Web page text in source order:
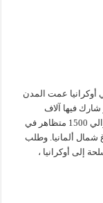
أوكرانيا عمت المدن
شارك فيها آلاف
المتظاهرين للمطالبة بالسلام في أوكرانيا. و تجمع حوالي 1500 متظاهر في
شمال ألمانيا. وطلب
إلى أوكرانيا ،